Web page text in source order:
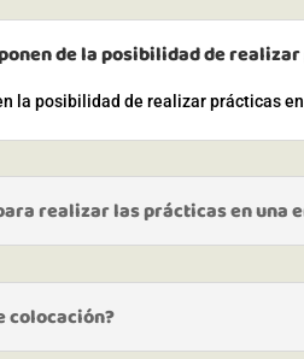
de la posibilidad de
la posibilidad de realizar prácticas
realizar las prácticas en una
colocación?